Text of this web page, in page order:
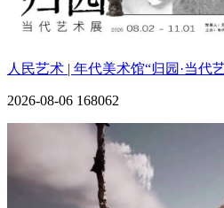
人民艺术 | 年代美术馆“归园·当代
2026-08-06 168062